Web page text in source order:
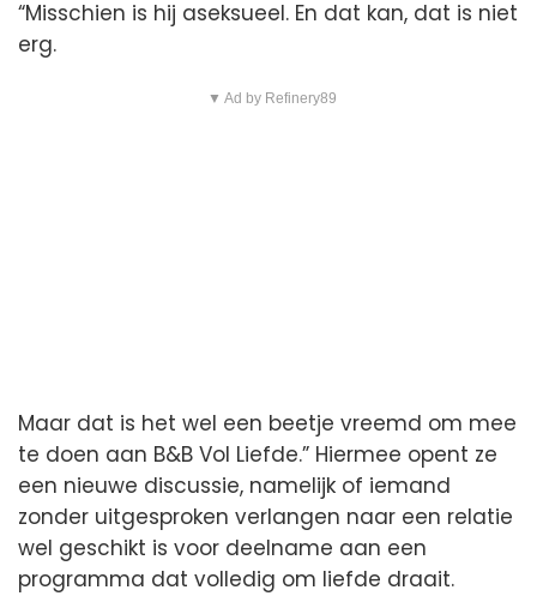
“Misschien is hij aseksueel. En dat kan, dat is niet
erg.
▼ Ad by Refinery89
Maar dat is het wel een beetje vreemd om mee
te doen aan B&B Vol Liefde.” Hiermee opent ze
een nieuwe discussie, namelijk of iemand
zonder uitgesproken verlangen naar een relatie
wel geschikt is voor deelname aan een
programma dat volledig om liefde draait.